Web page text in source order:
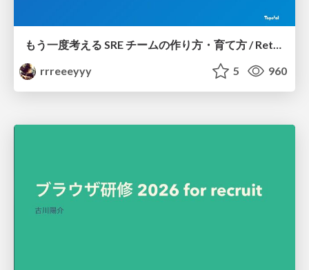
もう一度考える SRE チームの作り方・育て方 / Rethinking SRE #1: Building and Growing SRE Teams
rrreeeyyy
5 960